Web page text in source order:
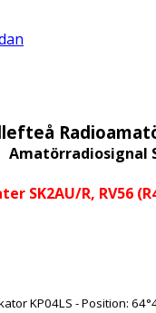
Amatörradiosignal
SK2AU/R, RV56
KP04LS - Position: